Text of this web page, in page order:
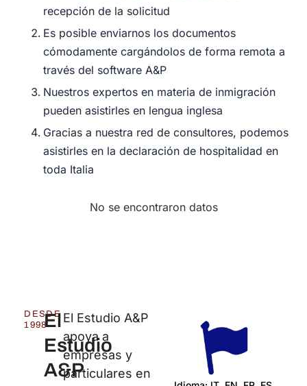
recepción de la solicitud
Es posible enviarnos los documentos
cómodamente cargándolos de forma remota a
través del software A&P
Nuestros expertos en materia de inmigración
pueden asistirles en lengua inglesa
Gracias a nuestra red de consultores, podemos
asistirles en la declaración de hospitalidad en
toda Italia
No se encontraron datos
DESDE
1998El
Estudio
A&P
El Estudio A&P
apoya a
empresas y
particulares en